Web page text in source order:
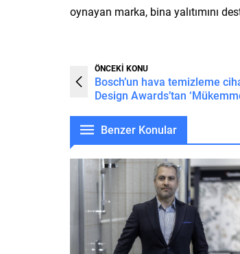
oynayan marka, bina yalıtımını
ÖNCEKİ KONU
Bosch’un hava temizleme
Design Awards’tan
Benzer Konular